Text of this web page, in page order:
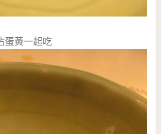
蛋黃一起吃